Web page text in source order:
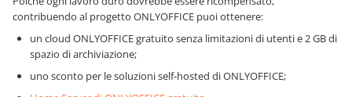
contribuendo al progetto ONLYOFFICE puoi ottenere:
un cloud ONLYOFFICE gratuito senza limitazioni di utenti e 2 GB di
spazio di archiviazione;
uno sconto per le soluzioni self-hosted di ONLYOFFICE;